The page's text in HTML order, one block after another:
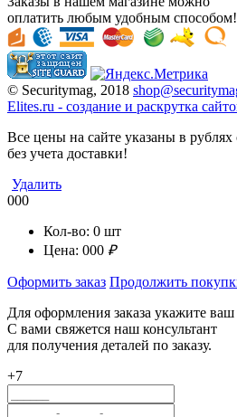
оплатить любым удобным способом!
© Securitymag, 2018
Elites.ru - cоздание и раскрутка
Все цены на сайте указаны в рублях
без учета доставки!
Удалить
000
Кол-во: 0 шт
Цена: 000 ₽
Оформить заказ Продолжить
Для оформления заказа укажите
С вами свяжется наш консультант
для получения деталей по заказу.
+7